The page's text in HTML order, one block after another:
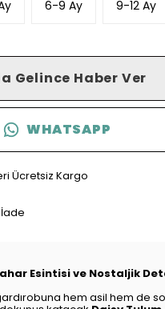
6-9 Ay 9-12 Ay
Gelince Haber Ver
WHATSAPP
Ücretsiz Kargo
Esintisi ve Nostaljik
hem asil hem de